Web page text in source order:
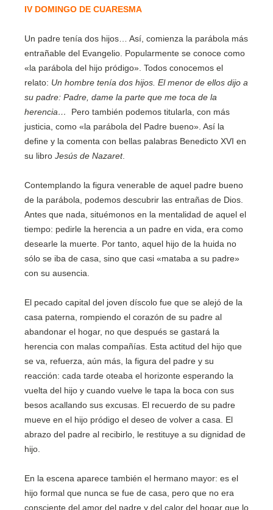
IV DOMINGO DE CUARESMA
Un padre tenía dos hijos… Así, comienza la parábola más
entrañable del Evangelio. Popularmente se conoce como
«la parábola del hijo pródigo». Todos conocemos el
relato: Un hombre tenía dos hijos. El menor de ellos dijo a
su padre: Padre, dame la parte que me toca de la
herencia…
Pero también podemos titularla, con más
justicia, como «la parábola del Padre bueno». Así la
define y la comenta con bellas palabras Benedicto XVI en
su libro Jesús de Nazaret.
Contemplando la figura venerable de aquel padre bueno
de la parábola, podemos descubrir las entrañas de Dios.
Antes que nada, situémonos en la mentalidad de aquel el
tiempo: pedirle la herencia a un padre en vida, era como
desearle la muerte. Por tanto, aquel hijo de la huida no
sólo se iba de casa, sino que casi «mataba a su padre»
con su ausencia.
El pecado capital del joven díscolo fue que se alejó de la
casa paterna, rompiendo el corazón de su padre al
abandonar el hogar, no que después se gastará la
herencia con malas compañías. Esta actitud del hijo que
se va, refuerza, aún más, la figura del padre y su
reacción: cada tarde oteaba el horizonte esperando la
vuelta del hijo y cuando vuelve le tapa la boca con sus
besos acallando sus excusas. El recuerdo de su padre
mueve en el hijo pródigo el deseo de volver a casa. El
abrazo del padre al recibirlo, le restituye a su dignidad de
hijo.
En la escena aparece también el hermano mayor: es el
hijo formal que nunca se fue de casa, pero que no era
consciente del amor del padre y del calor del hogar que lo